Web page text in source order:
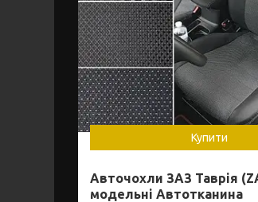
Купити
Авточохли ЗАЗ Таврія
модельні Автотканина